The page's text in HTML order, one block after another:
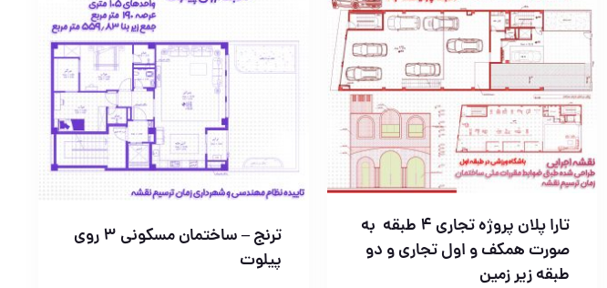
تارا پلان پروژه تجاری 4 طبقه به
صورت همکف و اول تجاری و دو
طبقه زیر زمین
ترنج – ساختمان مسکونی 3 روی
پیلوت